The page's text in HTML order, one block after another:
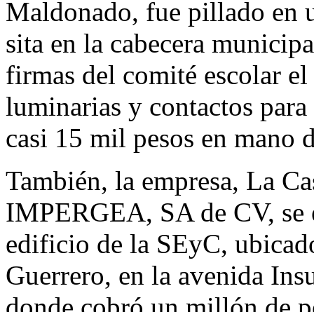
Maldonado, fue pillado en
sita en la cabecera
firmas del comité escolar
luminarias y contactos
casi 15 mil pesos en mano
También, la empresa, La
IMPERGEA, SA de CV,
edificio de la SEyC,
Guerrero, en la avenida